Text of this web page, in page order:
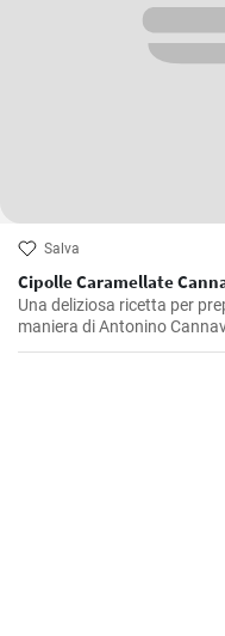
Salva
Cipolle Caramellate
Una deliziosa ricetta per
maniera di Antonino
da servire come contorno